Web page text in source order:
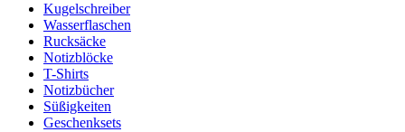
Kugelschreiber
Wasserflaschen
Rucksäcke
Notizblöcke
T-Shirts
Notizbücher
Süßigkeiten
Geschenksets